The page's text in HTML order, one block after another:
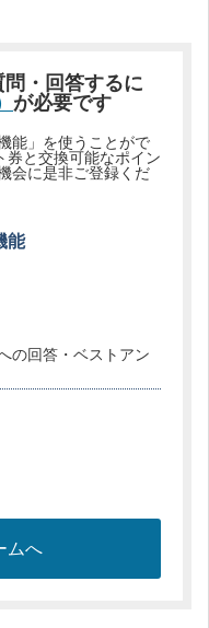
・回答するに
が必要です
能」を使うことがで
券と交換可能なポイン
会に是非ご登録くだ
能
の回答・ベストアン
ムへ